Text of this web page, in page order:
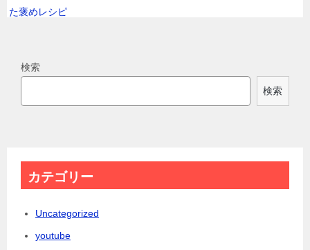
検索
検索
カテゴリー
Uncategorized
youtube